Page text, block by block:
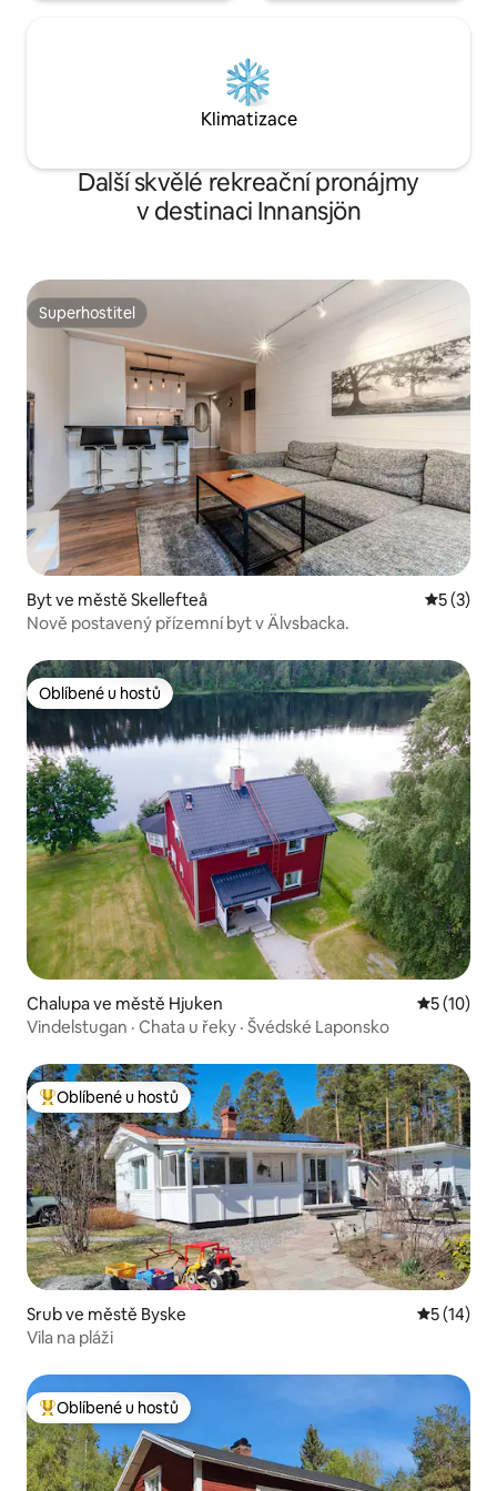
Klimatizace
Další skvělé rekreační pronájmy
v destinaci Innansjön
Superhostitel
Superhostitel
Byt ve městě Skellefteå
5 (3)
Nově postavený přízemní byt v Älvsbacka.
Oblíbené u hostů
Oblíbené u hostů
Chalupa ve městě Hjuken Průměrné
5 (10)
Vindelstugan · Chata u řeky · Švédské Laponsko
Nejlepší v kategorii Oblíbené u hostů
Oblíbené u hostů
Srub ve městě Byske Průměrné
5 (14)
Vila na pláži
Nejlepší v kategorii Oblíbené u hostů
Oblíbené u hostů